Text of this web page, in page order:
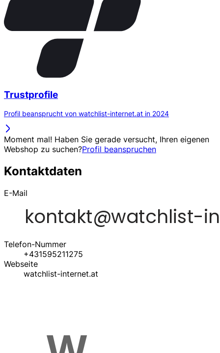
Trustprofile
Profil beansprucht von watchlist-internet.at in 2024
Moment mal! Haben Sie gerade versucht, Ihren eigenen
Webshop zu suchen?Profil beanspruchen
Kontaktdaten
E-Mail
Telefon-Nummer
+431595211275
Webseite
watchlist-internet.at